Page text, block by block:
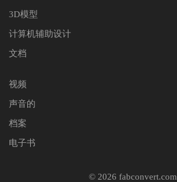
3D模型
计算机辅助设计
文档
视频
声音的
档案
电子书
© 2026 fabconvert.com